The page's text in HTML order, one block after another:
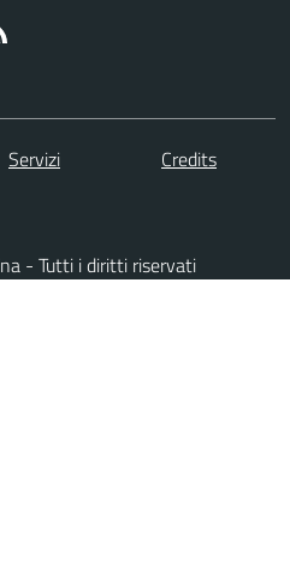
Servizi
Credits
- Tutti i diritti riservati